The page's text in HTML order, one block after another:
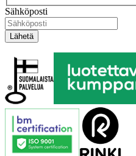
Sähköposti